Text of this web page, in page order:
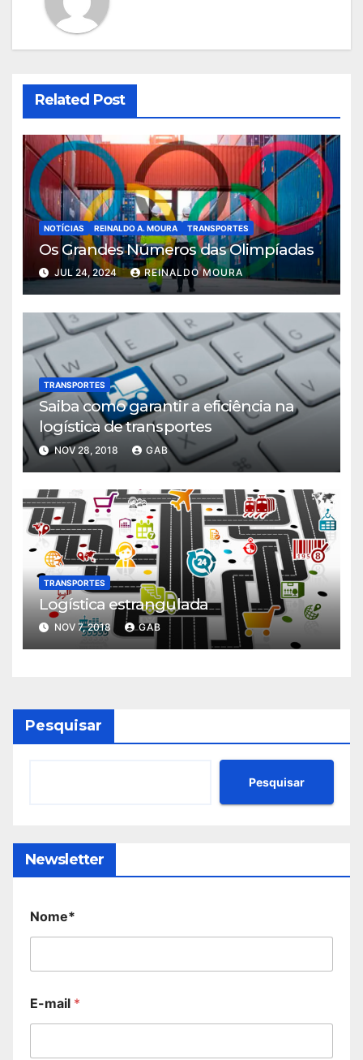
Related Post
NOTÍCIAS REINALDO A. MOURA TRANSPORTES
Os Grandes Números das Olimpíadas
JUL 24, 2024 REINALDO MOURA
TRANSPORTES
Saiba como garantir a eficiência na
logística de transportes
NOV 28, 2018 GAB
TRANSPORTES
Logística estrangulada
NOV 7, 2018 GAB
Pesquisar
Pesquisar
Newsletter
Nome*
E-mail *